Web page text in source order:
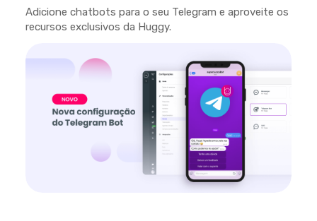
Adicione chatbots para o seu Telegram e aproveite os
recursos exclusivos da Huggy.